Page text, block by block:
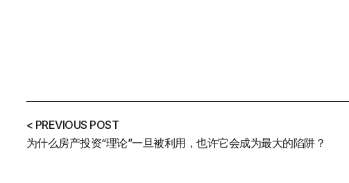
< PREVIOUS POST
为什么房产投资“理论”一旦被利用，也许它会成为最大的陷阱？